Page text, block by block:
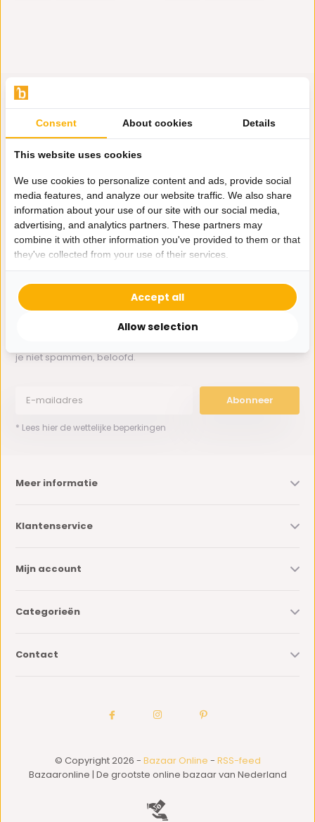
Hulp nodig?
Wij zitten voor je klaar.
Whatsapp ons
0162-231130
klantenservice@bazaaronline.nl
je niet spammen, beloofd.
Abonneer
* Lees hier de wettelijke beperkingen
Meer informatie
Klantenservice
Mijn account
Categorieën
Contact
© Copyright 2026 - Bazaar Online - RSS-feed
Bazaaronline | De grootste online bazaar van Nederland
Consent About cookies Details
This website uses cookies
We use cookies to personalize content and ads, provide social
media features, and analyze our website traffic. We also share
information about your use of our site with our social media,
advertising, and analytics partners. These partners may
combine it with other information you've provided to them or that
they've collected from your use of their services.
Allow selection
Accept all